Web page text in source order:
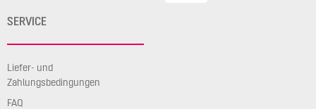
SERVICE
Liefer- und
Zahlungsbedingungen
FAQ